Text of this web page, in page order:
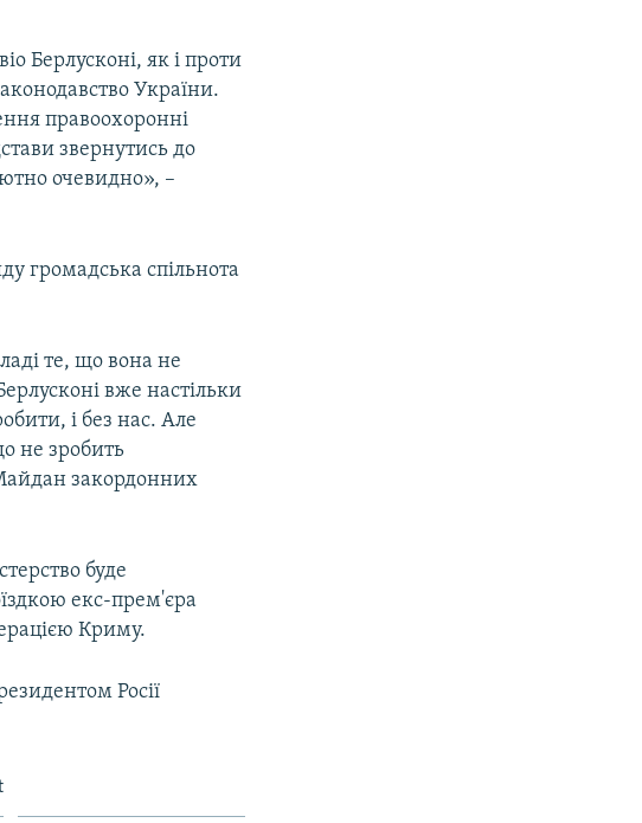
Берлусконі, як і проти
України.
правоохоронні
звернутись до
очевидно», –
громадська спільнота
те, що вона не
вже настільки
і без нас. Але
не зробить
закордонних
буде
екс-прем'єра
Криму.
Росії